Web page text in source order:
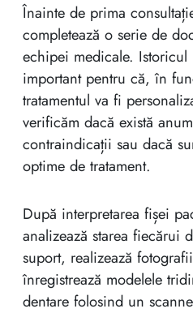
Înainte de prima
completează o serie de
echipei medicale. Istoricul
important pentru că, în
tratamentul va fi
verificăm dacă există
contraindicații sau dacă
optime de tratament.
După interpretarea fișei
analizează starea fiecărui
suport, realizează
înregistrează modelele
dentare folosind un